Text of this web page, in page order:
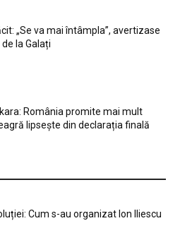
„Se va mai întâmpla”, avertizase
la Galați
România promite mai mult
lipsește din declarația finală
Cum s-au organizat Ion Iliescu